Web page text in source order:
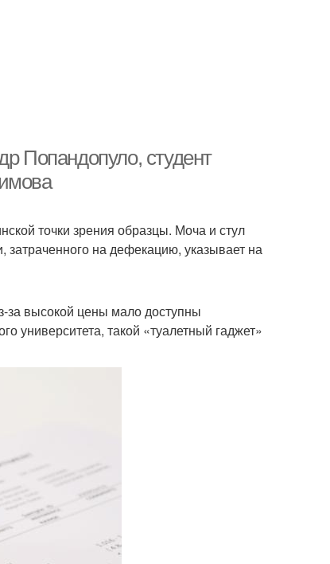
Попандопуло, студент
точки зрения образцы. Моча и стул
затраченного на дефекацию, указывает на
за высокой цены мало доступны
университета, такой «туалетный гаджет»